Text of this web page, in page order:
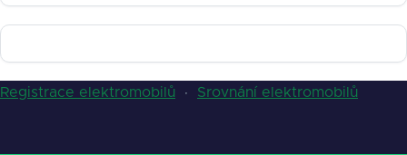
Registrace elektromobilů · Srovnání elektromobilů